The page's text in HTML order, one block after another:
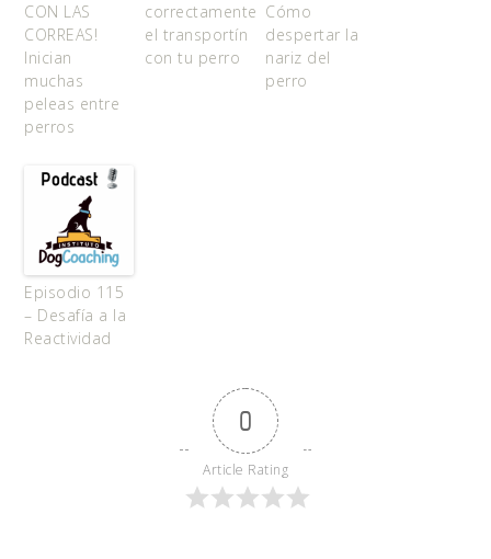
CON LAS
CORREAS!
Inician
muchas
peleas entre
perros
correctamente
el transportín
con tu perro
Cómo
despertar la
nariz del
perro
Episodio 115
– Desafía a la
Reactividad
0
Article Rating